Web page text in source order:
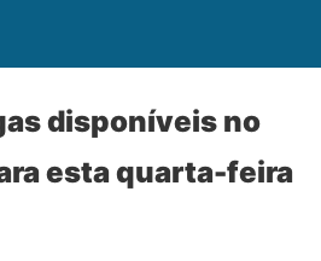
disponíveis no
esta quarta-feira